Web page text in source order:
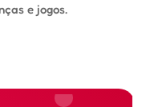
e jogos.